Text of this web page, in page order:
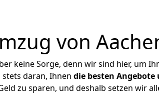
von
keine Sorge, denn wir sind hier, um
daran, Ihnen die besten Angebote
zu sparen, und deshalb setzen wir